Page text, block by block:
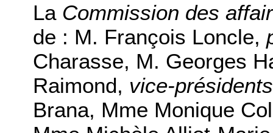
La Commission des
de : M. François Loncle,
Charasse, M. Georges
Raimond, vice-présidents
Brana, Mme Monique